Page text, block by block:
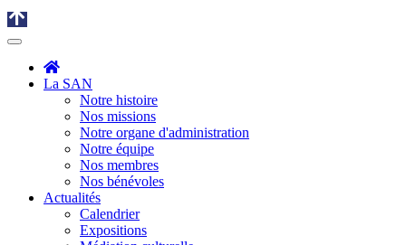
La SAN
Notre histoire
Nos missions
Notre organe d'administration
Notre équipe
Nos membres
Nos bénévoles
Actualités
Calendrier
Expositions